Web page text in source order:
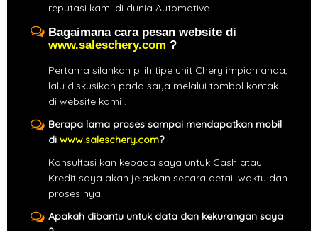
reputasi kami di dunia Automotive .
Bagaimana cara pesan website di
www.saleschery.com ?
Pertama silahkan pilih tipe unit Chery impian anda,
lalu diskusikan pada saya melalui tombol kontak
di website kami .
Berapa lama proses sampai mendapatkan mobil
di www.saleschery.com?
Konsultasi kan kepada saya untuk Cash atau
Kredit saya akan jelaskan secara detail waktu dan
proses nya.
Apakah dibantu untuk data dan kekurangan saya